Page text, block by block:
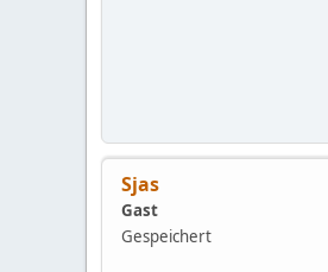
Sjas
Gast
Gespeichert